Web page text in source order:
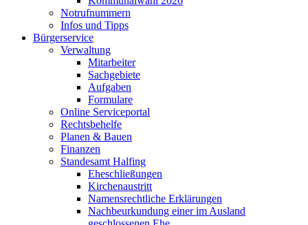
Notrufnummern
Infos und Tipps
Bürgerservice
Verwaltung
Mitarbeiter
Sachgebiete
Aufgaben
Formulare
Online Serviceportal
Rechtsbehelfe
Planen & Bauen
Finanzen
Standesamt Halfing
Eheschließungen
Kirchenaustritt
Namensrechtliche Erklärungen
Nachbeurkundung einer im Ausland